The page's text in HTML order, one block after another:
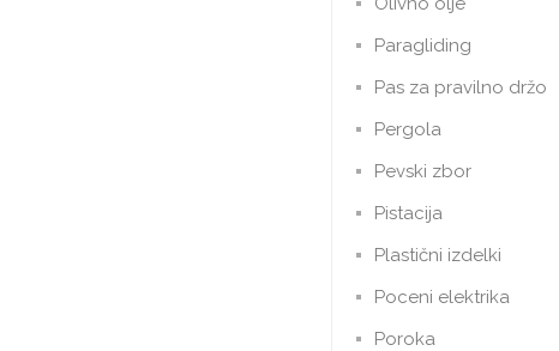
Paragliding
Pas za pravilno držo
Pergola
Pevski zbor
Pistacija
Plastični izdelki
Poceni elektrika
Poroka